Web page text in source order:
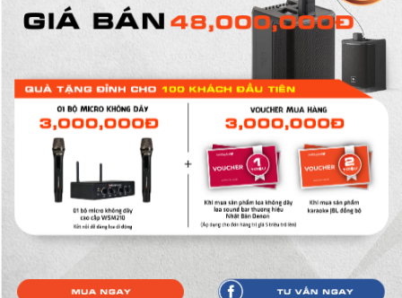
GIÁ BÁN 48,000,000Đ
Mua ngay Tư vấn ngay